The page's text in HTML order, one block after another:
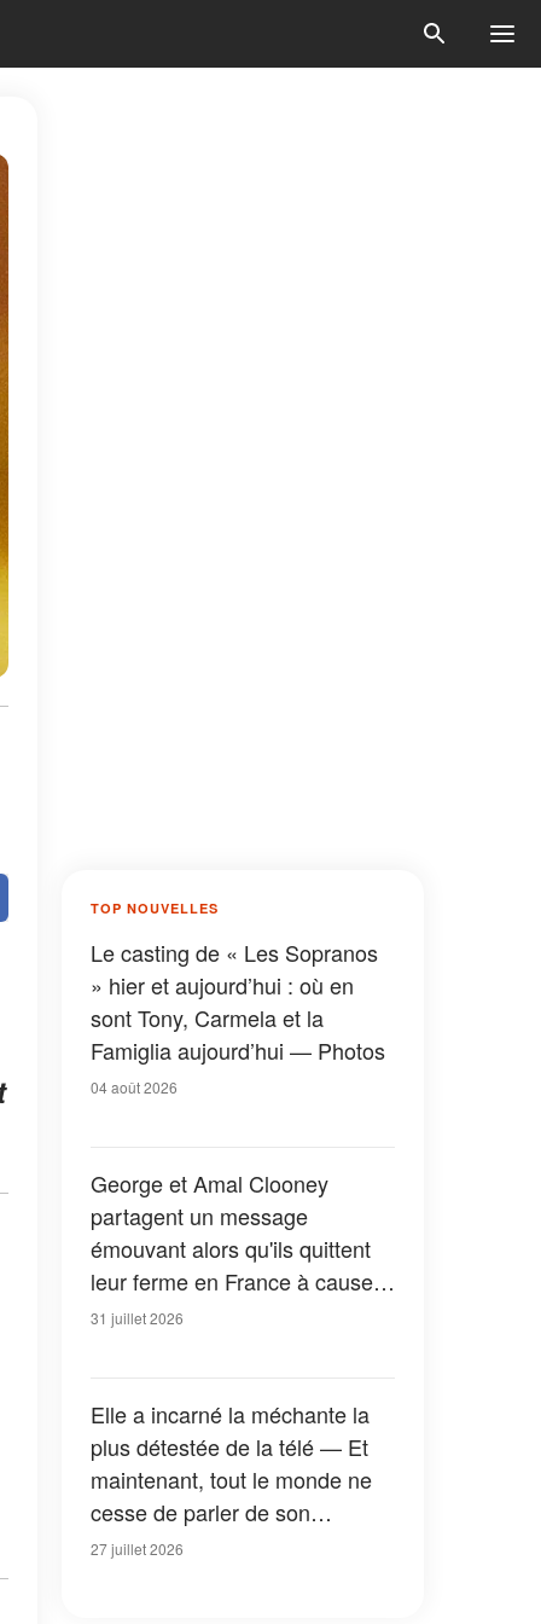
TOP NOUVELLES
Le casting de « Les Sopranos
» hier et aujourd’hui : où en
sont Tony, Carmela et la
Famiglia aujourd’hui — Photos
04 août 2026
George et Amal Clooney
partagent un message
émouvant alors qu'ils quittent
leur ferme en France à cause
des feux de forêt — Tous les
31 juillet 2026
Elle a incarné la méchante la
plus détestée de la télé — Et
maintenant, tout le monde ne
cesse de parler de son
apparition dans la nouvelle
27 juillet 2026